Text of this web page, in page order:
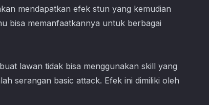
mendapatkan efek stun yang kemudian
bisa memanfaatkannya untuk berbagai
lawan tidak bisa menggunakan skill yang
serangan basic attack. Efek ini dimiliki oleh